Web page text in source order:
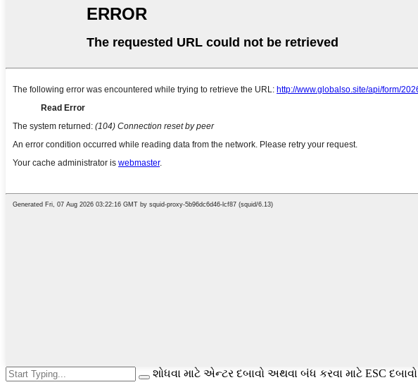
શોધવા માટે એન્ટર દબાવો અથવા બંધ કરવા માટે ESC દબાવો